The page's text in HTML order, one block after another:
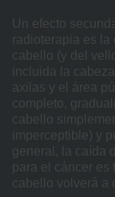
Un efecto
radioterapia es la
cabello (y del
incluida la
axilas y el área
completo,
cabello
imperceptible) y
general, la caída
para el cáncer es
cabello volverá a